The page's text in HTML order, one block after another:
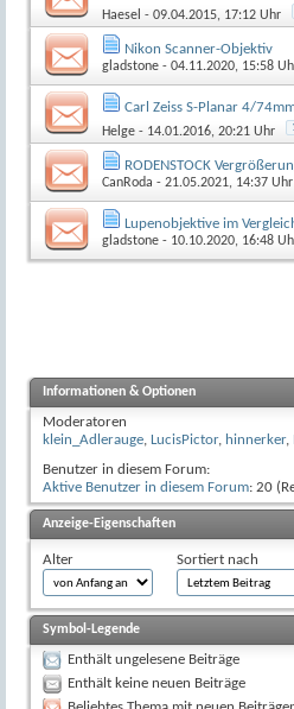
Haesel - 09.04.2015, 17:12 Uhr
Nikon Scanner-Objektiv
gladstone - 04.11.2020, 15:58
Carl Zeiss S-Planar 4/
Helge - 14.01.2016, 20:21 Uhr
RODENSTOCK
CanRoda - 21.05.2021, 14:37 Uhr
Lupenobjektive im
gladstone - 10.10.2020, 16:48
Informationen & Optionen
Moderatoren
klein_Adlerauge, LucisPictor, hinnerker,
Benutzer in diesem Forum:
Aktive Benutzer in diesem Forum: 20
Anzeige-Eigenschaften
Alter Sortiert nach
Symbol-Legende
Enthält ungelesene Beiträge
Enthält keine neuen Beiträge